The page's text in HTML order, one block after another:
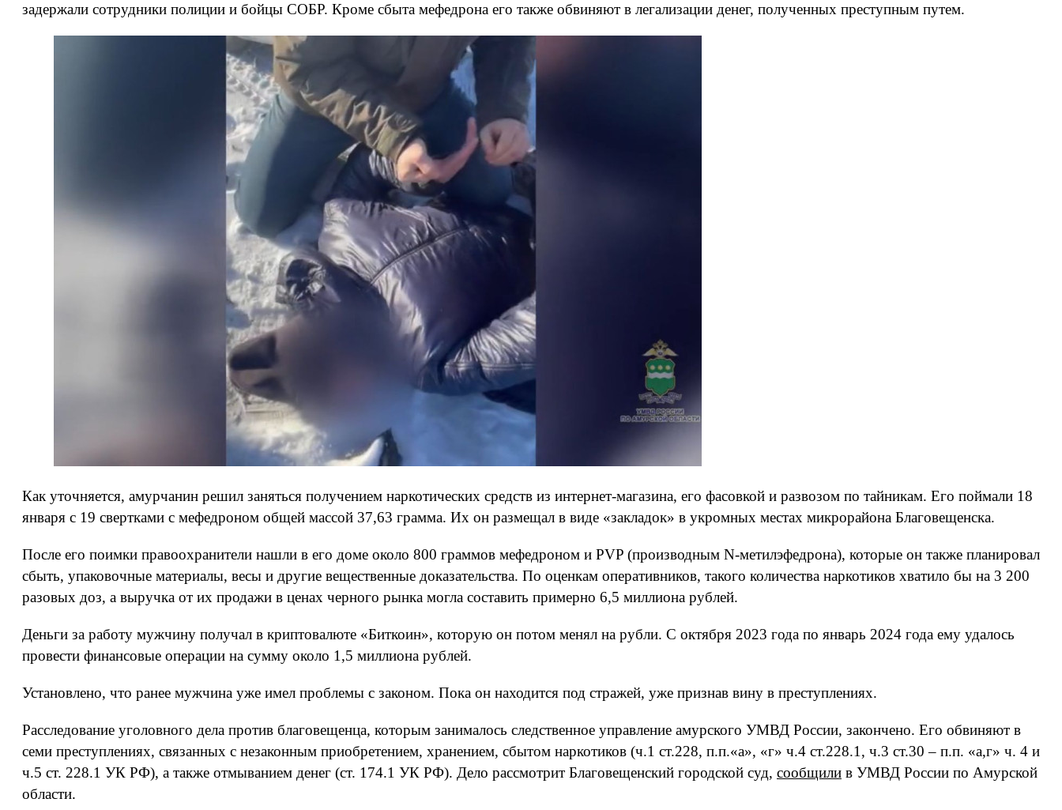
задержали сотрудники полиции и бойцы СОБР. Кроме сбыта мефедрона его также обвиняют в легализации денег, полученных преступным путем.
Как уточняется, амурчанин решил заняться получением наркотических средств из интернет-магазина, его фасовкой и развозом по тайникам. Его поймали 18
января с 19 свертками с мефедроном общей массой 37,63 грамма. Их он размещал в виде «закладок» в укромных местах микрорайона Благовещенска.
После его поимки правоохранители нашли в его доме около 800 граммов мефедроном и PVP (производным N-метилэфедрона), которые он также планировал
сбыть, упаковочные материалы, весы и другие вещественные доказательства. По оценкам оперативников, такого количества наркотиков хватило бы на 3 200
разовых доз, а выручка от их продажи в ценах черного рынка могла составить примерно 6,5 миллиона рублей.
Деньги за работу мужчину получал в криптовалюте «Биткоин», которую он потом менял на рубли. С октября 2023 года по январь 2024 года ему удалось
провести финансовые операции на сумму около 1,5 миллиона рублей.
Установлено, что ранее мужчина уже имел проблемы с законом. Пока он находится под стражей, уже признав вину в преступлениях.
Расследование уголовного дела против благовещенца, которым занималось следственное управление амурского УМВД России, закончено. Его обвиняют в
семи преступлениях, связанных с незаконным приобретением, хранением, сбытом наркотиков (ч.1 ст.228, п.п.«а», «г» ч.4 ст.228.1, ч.3 ст.30 – п.п. «а,г» ч. 4 и
ч.5 ст. 228.1 УК РФ), а также отмыванием денег (ст. 174.1 УК РФ). Дело рассмотрит Благовещенский городской суд, сообщили в УМВД России по Амурской
области.